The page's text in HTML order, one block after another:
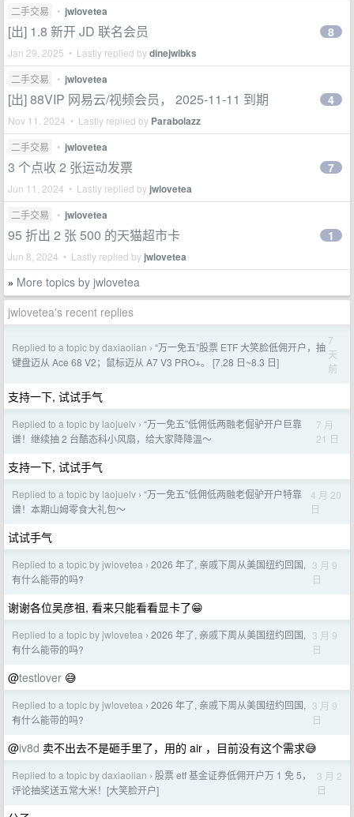
二手交易 • jwlovetea
[出] 1.8 新开 JD 联名会员
Jan 29, 2025 • Lastly replied bydinejwibks
8
二手交易 • jwlovetea
[出] 88VIP 网易云/视频会员， 2025-11-11 到期
Nov 11, 2024 • Lastly replied by Parabolazz
4
二手交易 • jwlovetea
3 个点收 2 张运动发票
Jun 11, 2024 • Lastly replied by jwlovetea
7
二手交易 • jwlovetea
95 折出 2 张 500 的天猫超市卡
Jun 8, 2024 • Lastly replied by jwlovetea
1
» More topics by jwlovetea
jwlovetea's recent replies
Replied to a topic by daxiaolian › “万一免五”股票 ETF 大笑脸低佣开户，抽
键盘迈从 Ace 68 V2；鼠标迈从 A7 V3 PRO+。 [7.28 日~8.3 日]
7
天
前
支持一下, 试试手气
Replied to a topic by laojuelv › “万一免五”低佣低两融老倔驴开户巨靠
谱！继续抽 2 台酷态科小风扇，给大家降降温～
7 月
21 日
支持一下, 试试手气
Replied to a topic by laojuelv › “万一免五”低佣低两融老倔驴开户特靠
谱！本期山姆零食大礼包～
4 月 20
日
试试手气
Replied to a topic by jwlovetea › 2026 年了, 亲戚下周从美国纽约回国,
有什么能带的吗?
3 月 9
日
谢谢各位吴彦祖, 看来只能看看显卡了😁
Replied to a topic by jwlovetea › 2026 年了, 亲戚下周从美国纽约回国,
有什么能带的吗?
3 月 9
日
@testlover 😅
Replied to a topic by jwlovetea › 2026 年了, 亲戚下周从美国纽约回国,
有什么能带的吗?
3 月 9
日
@iv8d 卖不出去不是砸手里了，用的 air ，目前没有这个需求😅
Replied to a topic by daxiaolian › 股票 etf 基金证券低佣开户万 1 免 5，
评论抽奖送五常大米！[大笑脸开户]
3 月 2
日